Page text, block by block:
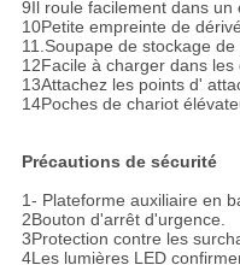
9Il roule facilement dans un
10Petite empreinte de dérivé
11.Soupape de stockage
12Facile à charger dans les
13Attachez les points d'
14Poches de chariot
Précautions de sécurité
1- Plateforme auxiliaire en
2Bouton d'arrêt d'urgence.
3Protection contre les
4Les lumières LED